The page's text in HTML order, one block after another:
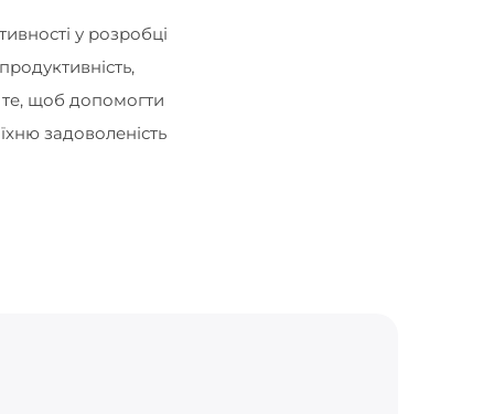
у розробці
те, щоб допомогти
задоволеність